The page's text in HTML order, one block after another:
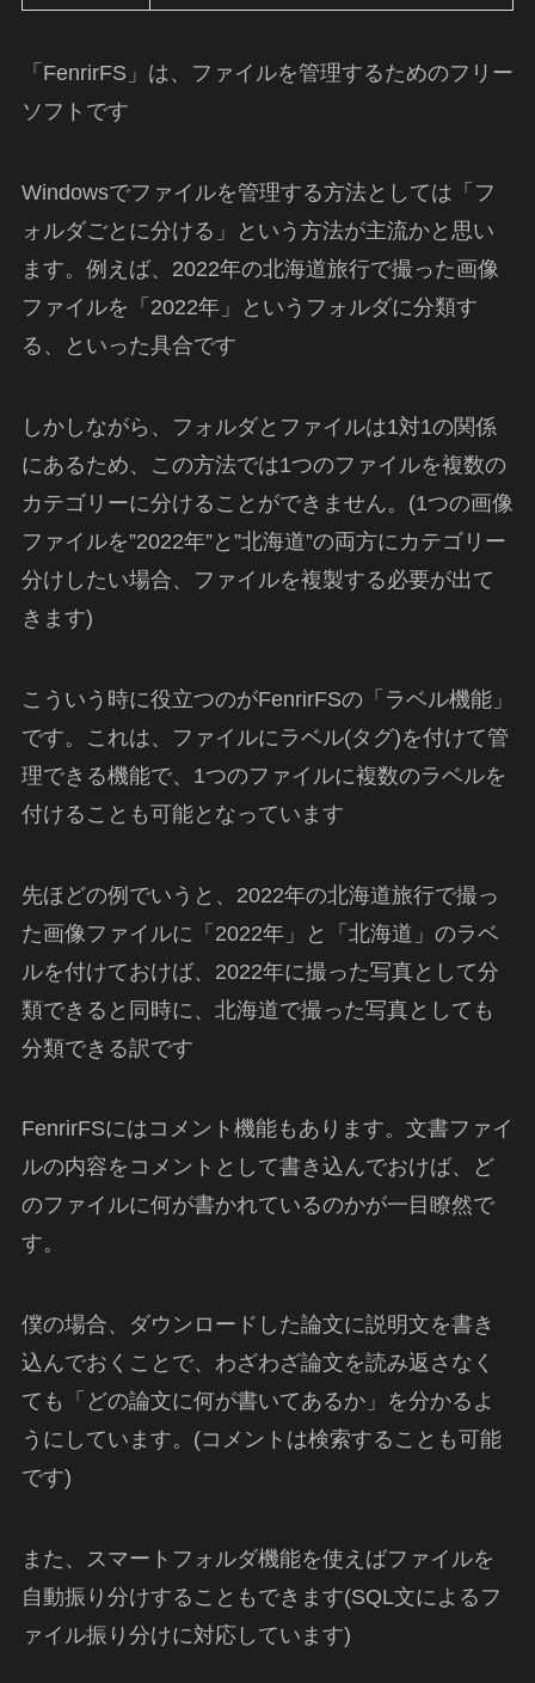
「FenrirFS」は、ファイルを管理するためのフリー
ソフトです
Windowsでファイルを管理する方法としては「フ
ォルダごとに分ける」という方法が主流かと思い
ます。例えば、2022年の北海道旅行で撮った画像
ファイルを「2022年」というフォルダに分類す
る、といった具合です
しかしながら、フォルダとファイルは1対1の関係
にあるため、この方法では1つのファイルを複数の
カテゴリーに分けることができません。(1つの画像
ファイルを”2022年”と”北海道”の両方にカテゴリー
分けしたい場合、ファイルを複製する必要が出て
きます)
こういう時に役立つのがFenrirFSの「ラベル機能」
です。これは、ファイルにラベル(タグ)を付けて管
理できる機能で、1つのファイルに複数のラベルを
付けることも可能となっています
先ほどの例でいうと、2022年の北海道旅行で撮っ
た画像ファイルに「2022年」と「北海道」のラベ
ルを付けておけば、2022年に撮った写真として分
類できると同時に、北海道で撮った写真としても
分類できる訳です
FenrirFSにはコメント機能もあります。文書ファイ
ルの内容をコメントとして書き込んでおけば、ど
のファイルに何が書かれているのかが一目瞭然で
す。
僕の場合、ダウンロードした論文に説明文を書き
込んでおくことで、わざわざ論文を読み返さなく
ても「どの論文に何が書いてあるか」を分かるよ
うにしています。(コメントは検索することも可能
です)
また、スマートフォルダ機能を使えばファイルを
自動振り分けすることもできます(SQL文によるフ
ァイル振り分けに対応しています)